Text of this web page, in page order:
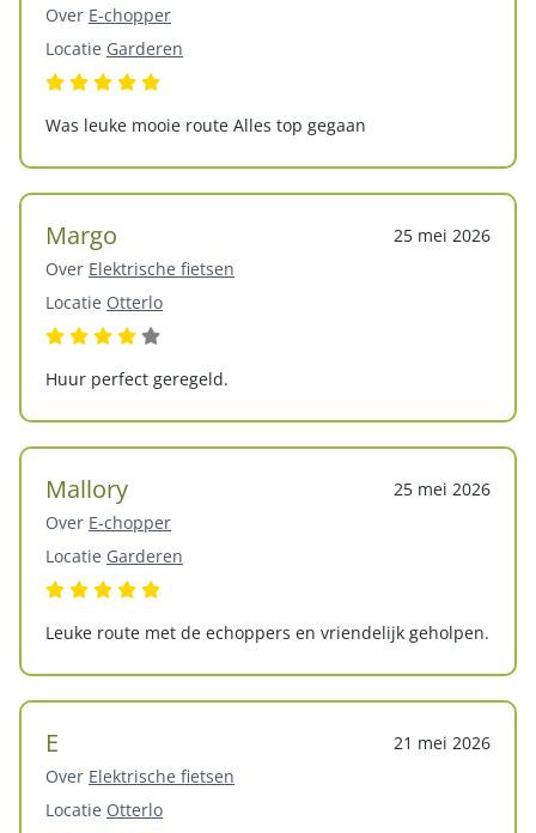
Over E-chopper
Locatie Garderen
Was leuke mooie route Alles top gegaan
Margo
25 mei 2026
Over Elektrische fietsen
Locatie Otterlo
Huur perfect geregeld.
Mallory
25 mei 2026
Over E-chopper
Locatie Garderen
Leuke route met de echoppers en vriendelijk geholpen.
E
21 mei 2026
Over Elektrische fietsen
Locatie Otterlo